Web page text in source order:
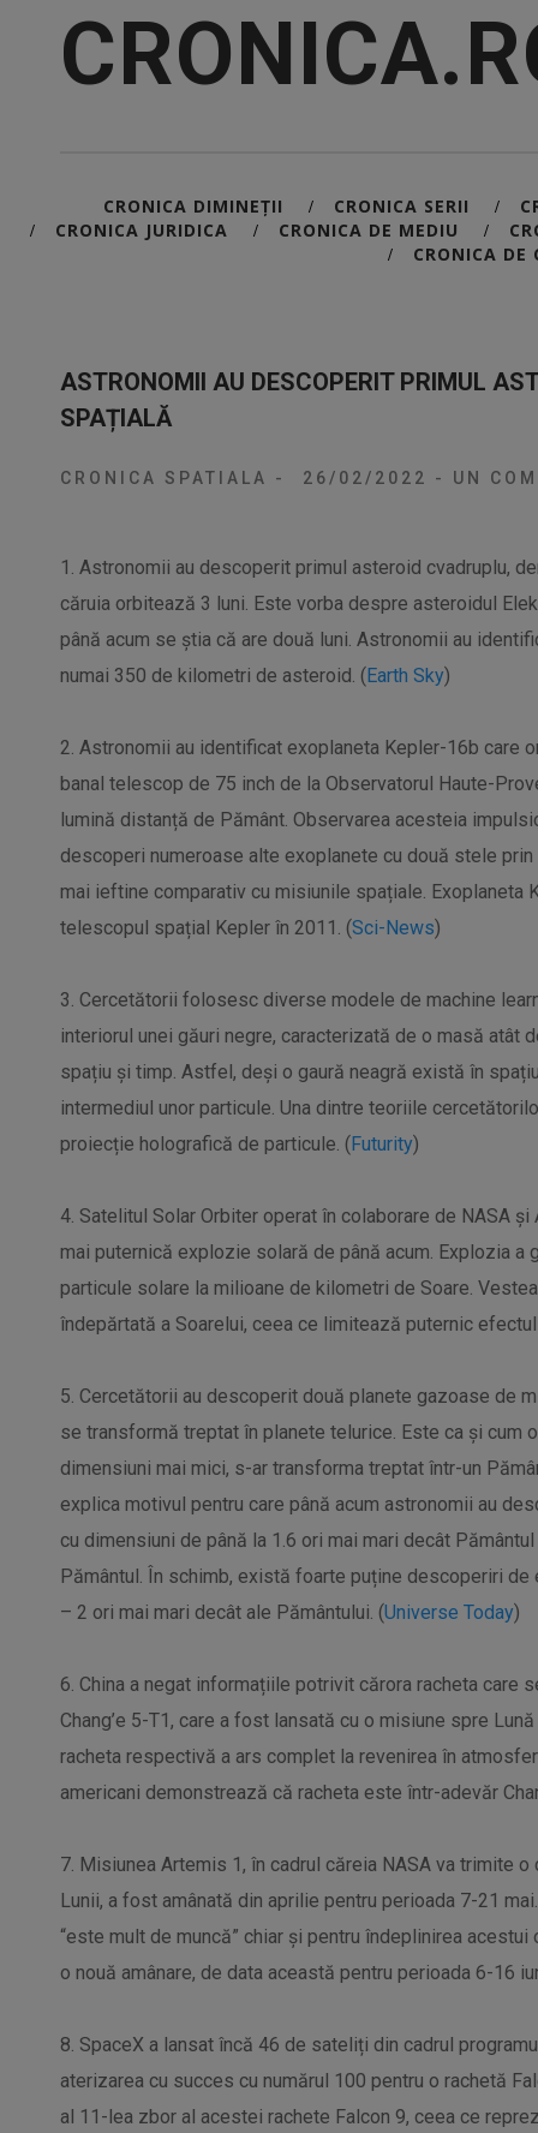
CRONICA DIMINEȚII / CRONICA SERII /
/ CRONICA JURIDICA / CRONICA DE MEDIU /
/ CRONICA DE
ASTRONOMII AU DESCOPERIT PRIMUL
SPAȚIALĂ
CRONICA SPATIALA - 26/02/2022 - UN
1. Astronomii au descoperit primul asteroid cvadruplu,
căruia orbitează 3 luni. Este vorba despre asteroidul
până acum se știa că are două luni. Astronomii au
numai 350 de kilometri de asteroid. (Earth Sky)
2. Astronomii au identificat exoplaneta Kepler-16b care
banal telescop de 75 inch de la Observatorul Haute-
lumină distanță de Pământ. Observarea acesteia
descoperi numeroase alte exoplanete cu două stele
mai ieftine comparativ cu misiunile spațiale.
telescopul spațial Kepler în 2011. (Sci-News)
3. Cercetătorii folosesc diverse modele de machine
interiorul unei găuri negre, caracterizată de o masă atât
spațiu și timp. Astfel, deși o gaură neagră există în
intermediul unor particule. Una dintre teoriile
proiecție holografică de particule. (Futurity)
4. Satelitul Solar Orbiter operat în colaborare de NASA
mai puternică explozie solară de până acum. Explozia a
particule solare la milioane de kilometri de Soare.
îndepărtată a Soarelui, ceea ce limitează puternic
5. Cercetătorii au descoperit două planete gazoase de
se transformă treptat în planete telurice. Este ca și cum
dimensiuni mai mici, s-ar transforma treptat într-un
explica motivul pentru care până acum astronomii au
cu dimensiuni de până la 1.6 ori mai mari decât
Pământul. În schimb, există foarte puține descoperiri
– 2 ori mai mari decât ale Pământului. (Universe Today)
6. China a negat informațiile potrivit cărora racheta care
Chang’e 5-T1, care a fost lansată cu o misiune spre
racheta respectivă a ars complet la revenirea în
americani demonstrează că racheta este într-adevăr
7. Misiunea Artemis 1, în cadrul căreia NASA va trimite
Lunii, a fost amânată din aprilie pentru perioada 7-21
“este mult de muncă” chiar și pentru îndeplinirea
o nouă amânare, de data această pentru perioada 6-16
8. SpaceX a lansat încă 46 de sateliți din cadrul
aterizarea cu succes cu numărul 100 pentru o rachetă
al 11-lea zbor al acestei rachete Falcon 9, ceea ce